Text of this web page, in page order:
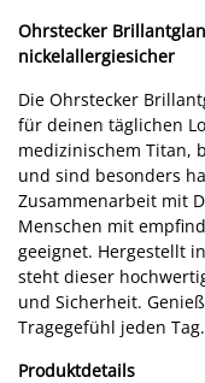
Ohrstecker
nickelallergiesicher
Die Ohrstecker
für deinen täglichen
medizinischem Titan,
und sind besonders
Zusammenarbeit mit
Menschen mit
geeignet. Hergestellt
steht dieser
und Sicherheit.
Tragegefühl jeden Tag.
Produktdetails